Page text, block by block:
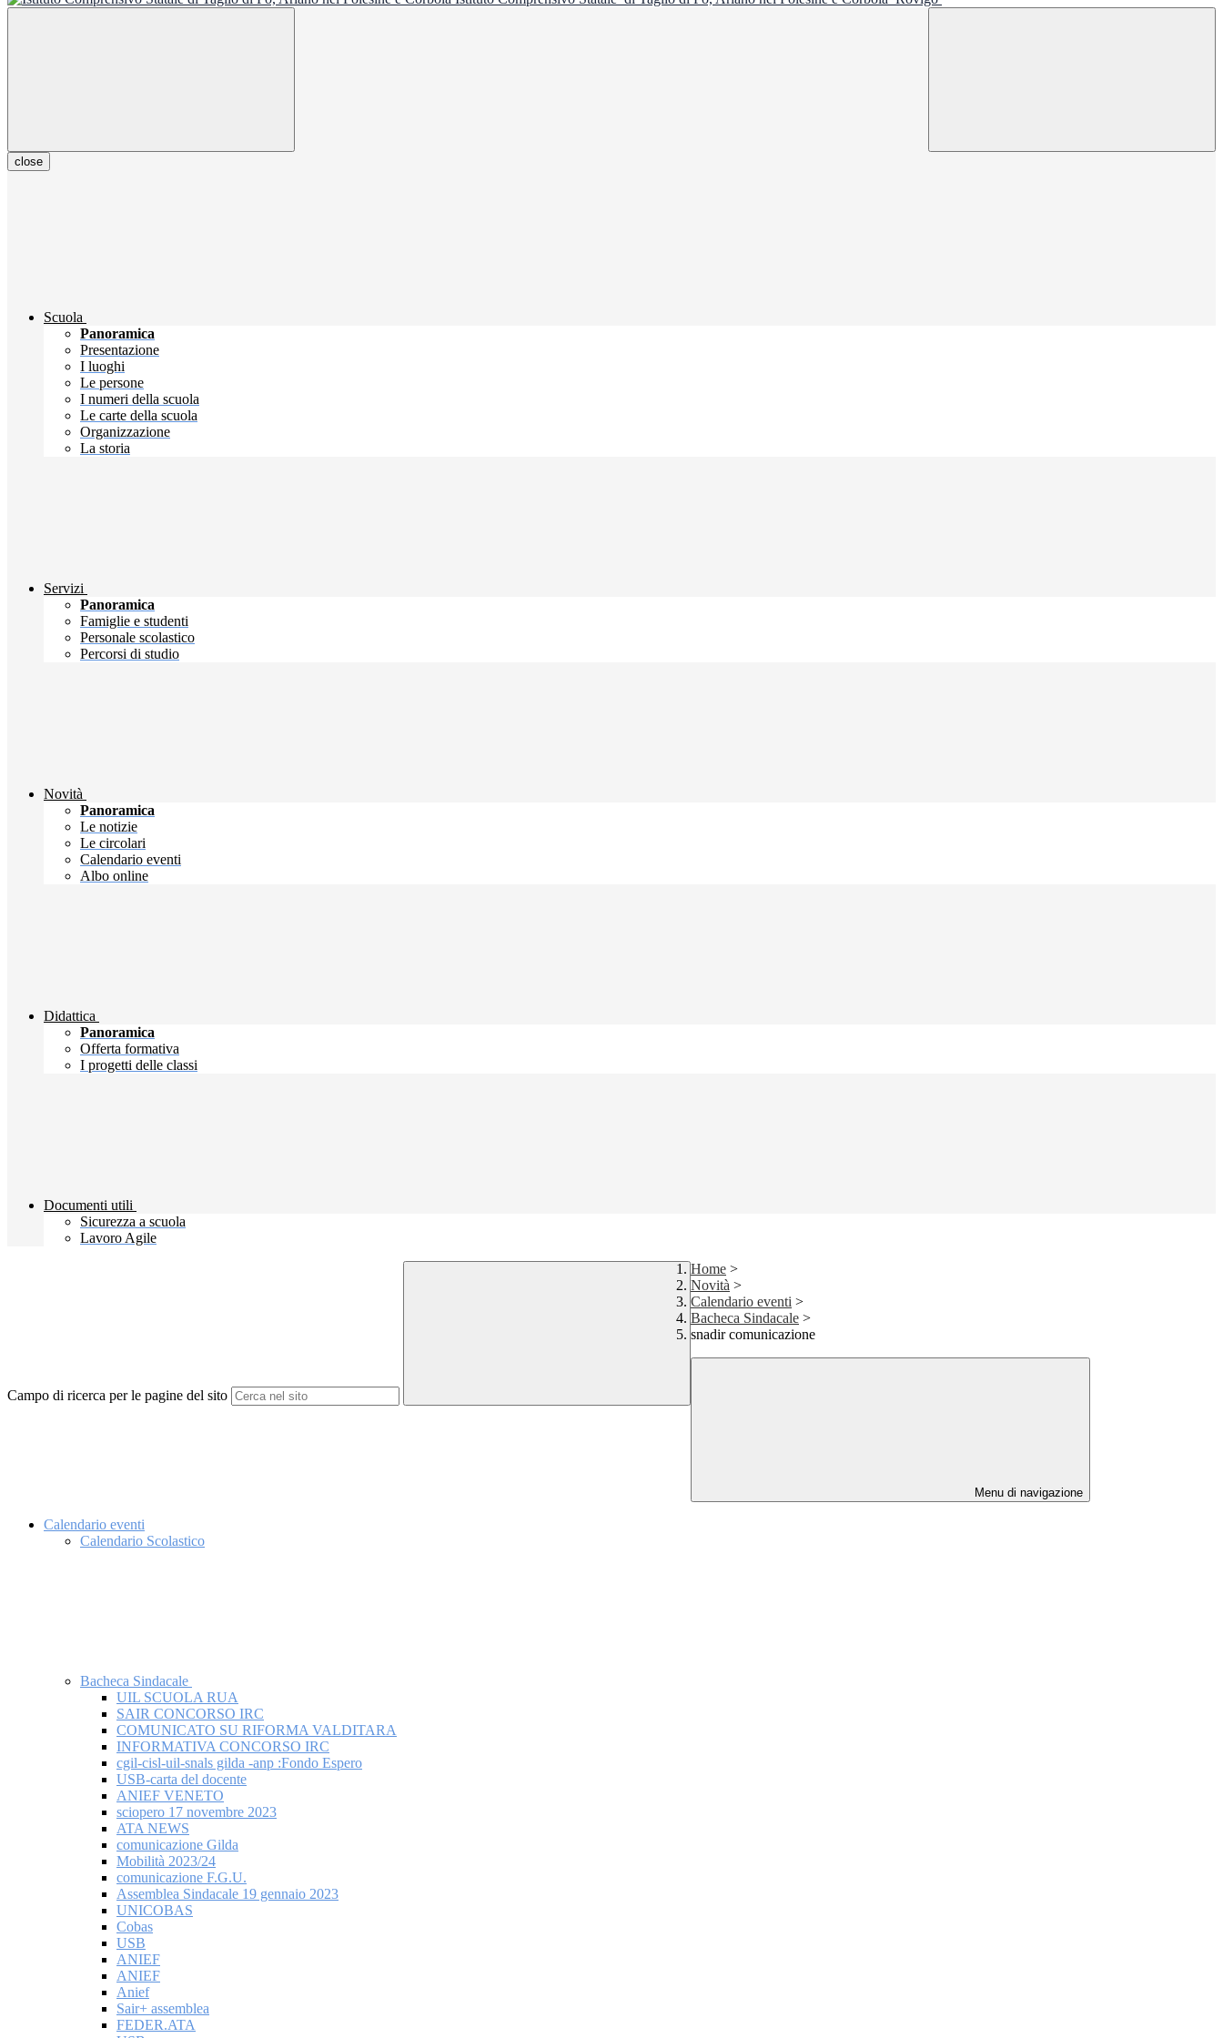
close
Scuola
Panoramica
Presentazione
I luoghi
Le persone
I numeri della scuola
Le carte della scuola
Organizzazione
La storia
Servizi
Panoramica
Famiglie e studenti
Personale scolastico
Percorsi di studio
Novità
Panoramica
Le notizie
Le circolari
Calendario eventi
Albo online
Didattica
Panoramica
Offerta formativa
I progetti delle classi
Documenti utili
Sicurezza a scuola
Lavoro Agile
Campo di ricerca per le pagine del sito
Home >
Novità >
Calendario eventi >
Bacheca Sindacale >
snadir comunicazione
Menu di navigazione
Calendario eventi
Calendario Scolastico
Bacheca Sindacale
UIL SCUOLA RUA
SAIR CONCORSO IRC
COMUNICATO SU RIFORMA VALDITARA
INFORMATIVA CONCORSO IRC
cgil-cisl-uil-snals gilda -anp :Fondo Espero
USB-carta del docente
ANIEF VENETO
sciopero 17 novembre 2023
ATA NEWS
comunicazione Gilda
Mobilità 2023/24
comunicazione F.G.U.
Assemblea Sindacale 19 gennaio 2023
UNICOBAS
Cobas
USB
ANIEF
ANIEF
Anief
Sair+ assemblea
FEDER.ATA